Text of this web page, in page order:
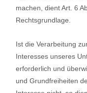
machen, dient Art. 6
Rechtsgrundlage.
Ist die Verarbeitung
Interesses unseres
erforderlich und
und Grundfreiheiten